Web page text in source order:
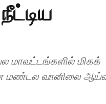
மாவட்டங்களில் மிகக்
மண்டல வானிலை